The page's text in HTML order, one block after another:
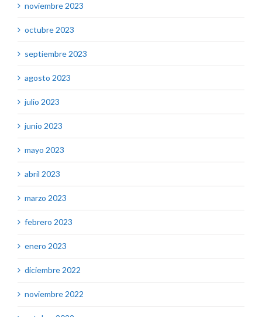
noviembre 2023
octubre 2023
septiembre 2023
agosto 2023
julio 2023
junio 2023
mayo 2023
abril 2023
marzo 2023
febrero 2023
enero 2023
diciembre 2022
noviembre 2022